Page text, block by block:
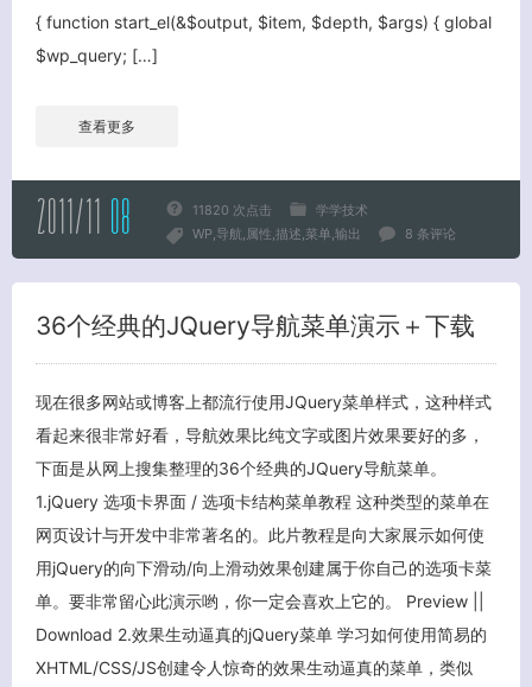
{ function start_el(&$output, $item, $depth, $args) { global
$wp_query; […]
查看更多
2011/11 08 11820 次点击
学学技术
WP 导航 属性 描述 菜单 输出 8 条评论
36个经典的JQuery导航菜单演示＋下载
现在很多网站或博客上都流行使用JQuery菜单样式，这种样式
看起来很非常好看，导航效果比纯文字或图片效果要好的多，
下面是从网上搜集整理的36个经典的JQuery导航菜单。
1.jQuery 选项卡界面 / 选项卡结构菜单教程 这种类型的菜单在
网页设计与开发中非常著名的。此片教程是向大家展示如何使
用jQuery的向下滑动/向上滑动效果创建属于你自己的选项卡菜
单。要非常留心此演示哟，你一定会喜欢上它的。 Preview ||
Download 2.效果生动逼真的jQuery菜单 学习如何使用简易的
XHTML/CSS/JS创建令人惊奇的效果生动逼真的菜单，类似